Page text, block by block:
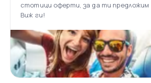
стотици оферти, за да ти предложим
Виж ги!